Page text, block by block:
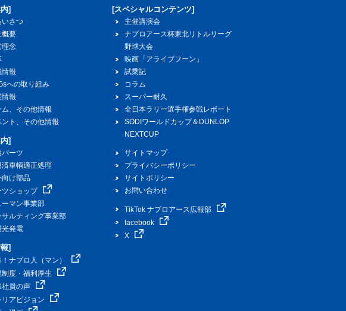
]
いさつ
概要
理念
情報
への取り組み
情報
ム、その他情報
ント、その他情報
]
パーツ
済車輌適正処理
向け部品
ツショップ
ーマン事業部
サルティング事業部
光発電
]
ナプロ人（マン）
制度・福利厚生
社員の声
リアビジョン
[スペシャルコンテンツ]
主催講演会
ナプロアース杯東北リトルリーグ
野球大会
映画「アライブフーン」
試乗記
コラム
スーパー耐久
全日本ラリー選手権参戦レポート
SODIワールドカップ＆DUNLOP
NEXTCUP
サイトマップ
プライバシーポリシー
サイトポリシー
お問い合わせ
TikTok ナプロアース広報部
facebook
X